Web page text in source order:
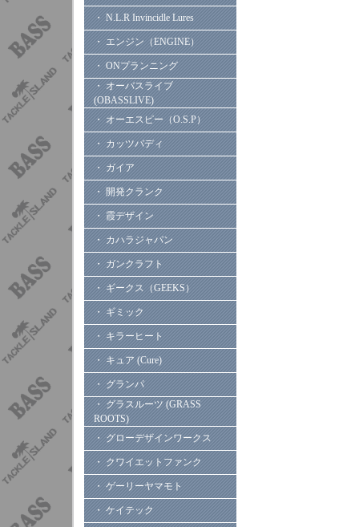
・ N.L.R Invincidle Lures
・ エンジン（ENGINE）
・ ONプランニング
・ オーバスライブ
(OBASSLIVE)
・ オーエスピー（O.S.P）
・ カッツバディ
・ ガイア
・ 開発クランク
・ 霞デザイン
・ カハラジャパン
・ ガンクラフト
・ ギークス（GEEKS）
・ ギミック
・ キラーヒート
・ キュア (Cure)
・ グランパ
・ グラスルーツ (GRASS
ROOTS)
・ グローデザインワークス
・ クワイエットファンク
・ ゲーリーヤマモト
・ ケイテック